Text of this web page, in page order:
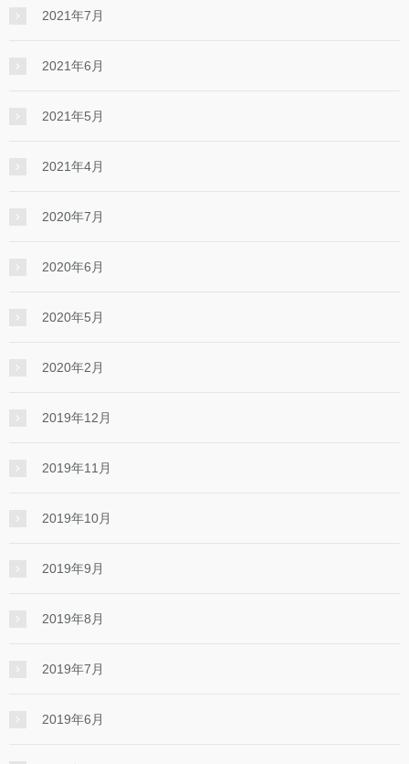
2021年7月
2021年6月
2021年5月
2021年4月
2020年7月
2020年6月
2020年5月
2020年2月
2019年12月
2019年11月
2019年10月
2019年9月
2019年8月
2019年7月
2019年6月